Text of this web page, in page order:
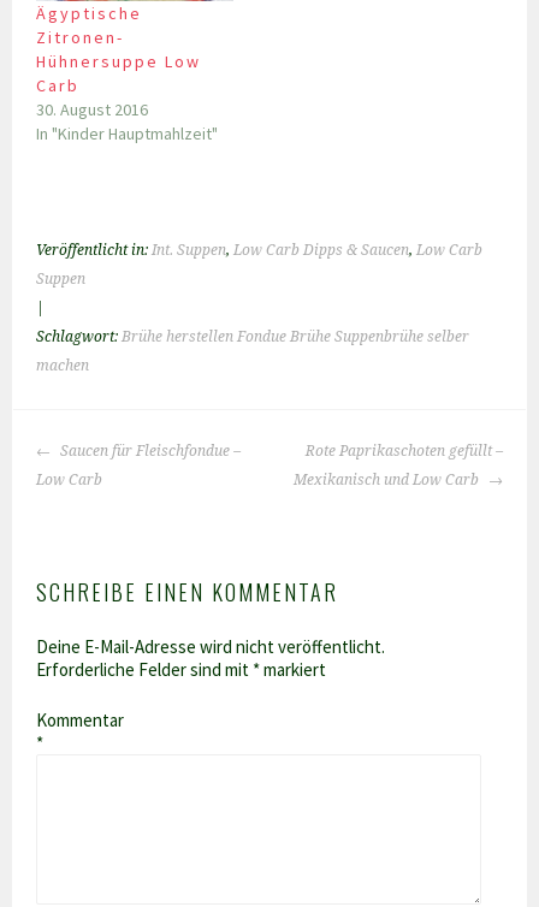
Ägyptische
Zitronen-
Hühnersuppe Low
Carb
30. August 2016
In "Kinder Hauptmahlzeit"
Veröffentlicht in:Int. Suppen,Low Carb Dipps & Saucen,Low Carb
Suppen
Schlagwort:Brühe herstellen Fondue Brühe Suppenbrühe selber
machen
BEITRAGS-
NAVIGATION
Saucen für Fleischfondue –
Low Carb
Rote Paprikaschoten gefüllt –
Mexikanisch und Low Carb
SCHREIBE EINEN KOMMENTAR
Deine E-Mail-Adresse wird nicht veröffentlicht.
Erforderliche Felder sind mit *markiert
Kommentar
*